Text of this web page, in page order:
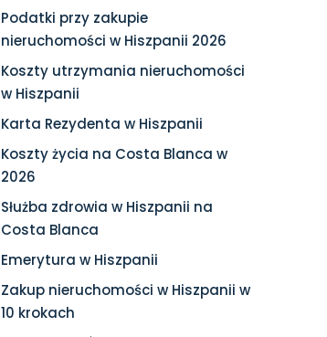
Podatki przy zakupie
nieruchomości w Hiszpanii 2026
Koszty utrzymania nieruchomości
w Hiszpanii
Karta Rezydenta w Hiszpanii
Koszty życia na Costa Blanca w
2026
Służba zdrowia w Hiszpanii na
Costa Blanca
Emerytura w Hiszpanii
Zakup nieruchomości w Hiszpanii w
10 krokach